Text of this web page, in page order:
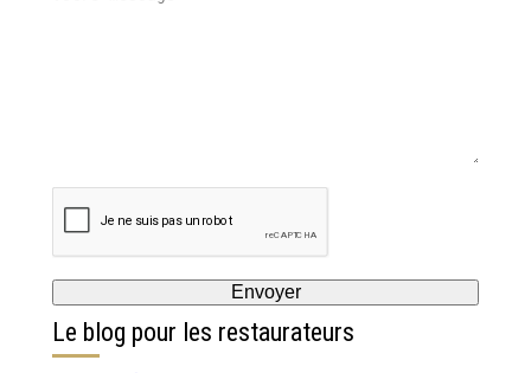
Le blog pour les restaurateurs